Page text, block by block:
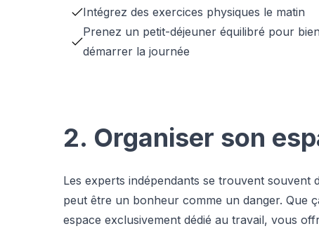
Intégrez des exercices physiques le matin
Prenez un petit-déjeuner équilibré pour bien
démarrer la journée
2. Organiser son
Les experts indépendants se trouvent souvent
peut être un bonheur comme un danger. Que
espace exclusivement dédié au travail, vous